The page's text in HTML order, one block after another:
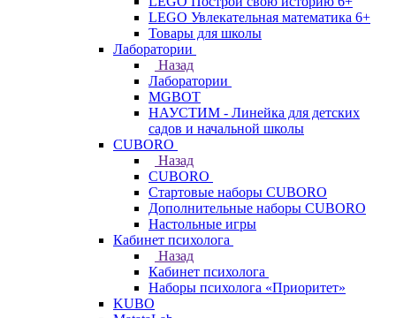
LEGO Увлекательная математика 6+
Товары для школы
Лаборатории
Назад
Лаборатории
MGBOT
НАУСТИМ - Линейка для детских
садов и начальной школы
CUBORO
Назад
CUBORO
Стартовые наборы CUBORO
Дополнительные наборы CUBORO
Настольные игры
Кабинет психолога
Назад
Кабинет психолога
Наборы психолога «Приоритет»
KUBO